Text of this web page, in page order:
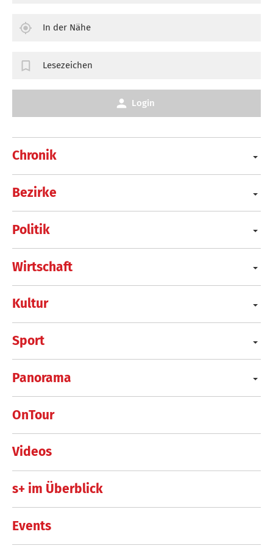
Chronik
Bezirke
Politik
Wirtschaft
Kultur
Sport
Panorama
OnTour
Videos
s+ im Überblick
Events
In der Nähe
Lesezeichen
Login